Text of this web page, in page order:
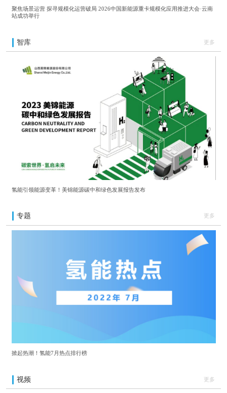
聚焦场景运营 探寻规模化运营破局 2026中国新能源重卡规模化应用推进大会·云南
站成功举行
智库 更多
氢能引领能源变革！美锦能源碳中和绿色发展报告发布
专题 更多
掀起热潮！氢能7月热点排行榜
视频 更多